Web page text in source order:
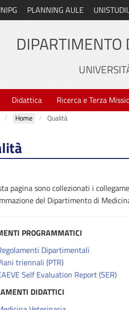
PLANNING AULE
DIPARTIMENTO
Didattica Ricerca e Terza
Home Qualità
pagina sono collezionati i
del Dipartimento di
PROGRAMMATICI
Dipartimentali
triennali (PTR)
Self Evaluation Report (SER)
DIDATTICI